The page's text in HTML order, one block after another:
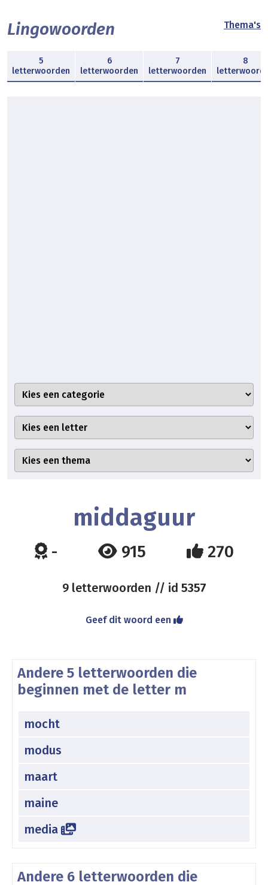
Lingowoorden Thema's
5
letterwoorden
6
letterwoorden
7
letterwoorden
8
middaguur
- 915 270
9 letterwoorden // id 5357
Geef dit woord een
Andere 5 letterwoorden die
beginnen met de letter m
mocht
modus
maart
maine
media
Andere 6 letterwoorden die